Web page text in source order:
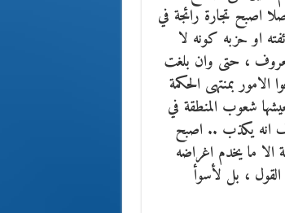
اصبح تجارة رائجة في
او حزبه كونه لا
، حتى وان بلغت
الامور بمنتهى الحكمة
شعوب المنطقة في
انه يكذب .. اصبح
ما يخدم اغراضه
، بل لأسوأ